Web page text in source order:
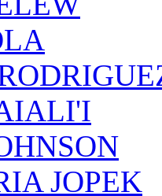
JOPEK